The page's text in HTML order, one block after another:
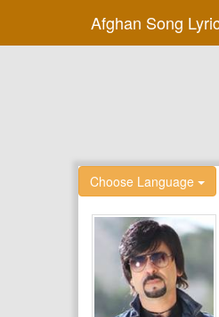
Afghan Song
Choose Language